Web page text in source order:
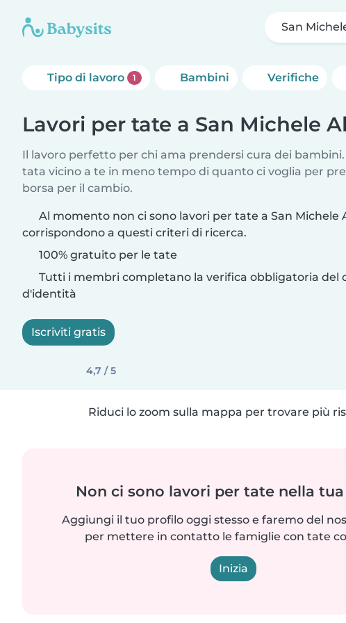
San
Tipo di lavoro 1 Bambini Verifiche
Lavori per tate a San Michele
Il lavoro perfetto per chi ama prendersi cura dei bambini.
tata vicino a te in meno tempo di quanto ci voglia per
borsa per il cambio.
Al momento non ci sono lavori per tate a San Michele
corrispondono a questi criteri di ricerca.
100% gratuito per le tate
Tutti i membri completano la verifica obbligatoria del
d'identità
Iscriviti gratis
4,7 / 5
Riduci lo zoom sulla mappa per trovare più
Non ci sono lavori per tate nella tua
Aggiungi il tuo profilo oggi stesso e faremo del
per mettere in contatto le famiglie con tate
Inizia